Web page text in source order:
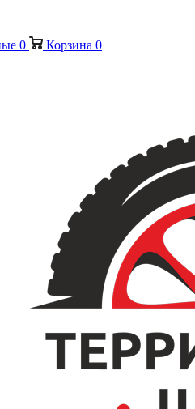
0 Корзина 0